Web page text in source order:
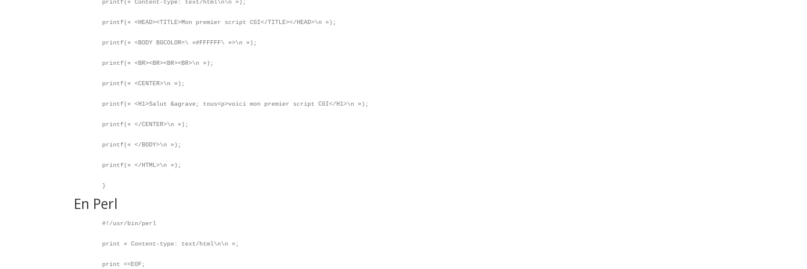
printf(« Content-type: text/html\n\n »);
printf(« <HEAD><TITLE>Mon premier script CGI</TITLE></HEAD>\n »);
printf(« <BODY BGCOLOR=\ »#FFFFFF\ »>\n »);
printf(« <BR><BR><BR><BR>\n »);
printf(« <CENTER>\n »);
printf(« <H1>Salut &agrave; tous<p>voici mon premier script CGI</H1>\n »);
printf(« </CENTER>\n »);
printf(« </BODY>\n »);
printf(« </HTML>\n »);
}
En Perl
#!/usr/bin/perl
print « Content-type: text/html\n\n »;
print <<EOF;